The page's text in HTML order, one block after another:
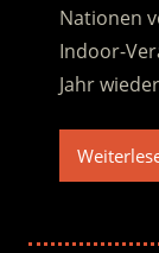
Nationen
Indoor-
Jahr wieder